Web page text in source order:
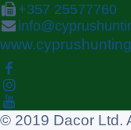
+357 25577760
© 2019 Dacor Ltd.